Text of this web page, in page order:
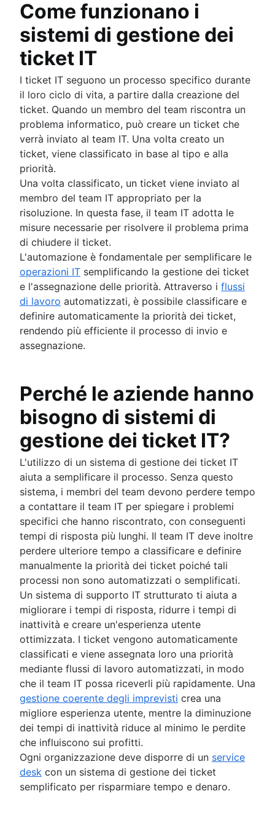
Esempi di piani di ripristino di emergenza
Best practice per il monitoraggio dei bug
I 5 perché
Pubblico e privato a confronto
Scarica il manuale
The State of Incident Management Report
The State of Incident Management 2021
Compliance Management Software
Compliance Management Software
Compliance Management Software
Flusso di lavoro di onboarding
Checklist di onboarding dei dipendenti
Servizio di consegna IT
Software di help desk delle risorse umane
Centro servizi delle risorse umane
Gestione dei casi per le risorse umane
Strumenti di gestione delle modifiche
Automazione delle risorse umane
Miglioramento dei processi delle risorse umane
Governance dei dati
Modello di erogazione del servizio per le
umane
Gestione delle conoscenze delle risorse umane
Automazione del flusso di lavoro delle Risorse
Mappatura dei servizi
Mappatura delle dipendenze delle applicazioni
Infrastruttura IT
Come funzionano i
sistemi di gestione dei
ticket IT
I ticket IT seguono un processo specifico durante
il loro ciclo di vita, a partire dalla creazione del
ticket. Quando un membro del team riscontra un
problema informatico, può creare un ticket che
verrà inviato al team IT. Una volta creato un
ticket, viene classificato in base al tipo e alla
priorità.
Una volta classificato, un ticket viene inviato al
membro del team IT appropriato per la
risoluzione. In questa fase, il team IT adotta le
misure necessarie per risolvere il problema prima
di chiudere il ticket.
L'automazione è fondamentale per semplificare le
operazioni IT semplificando la gestione dei ticket
e l'assegnazione delle priorità. Attraverso i flussi
di lavoro automatizzati, è possibile classificare e
definire automaticamente la priorità dei ticket,
rendendo più efficiente il processo di invio e
assegnazione.
Perché le aziende hanno
bisogno di sistemi di
gestione dei ticket IT?
L'utilizzo di un sistema di gestione dei ticket IT
aiuta a semplificare il processo. Senza questo
sistema, i membri del team devono perdere tempo
a contattare il team IT per spiegare i problemi
specifici che hanno riscontrato, con conseguenti
tempi di risposta più lunghi. Il team IT deve inoltre
perdere ulteriore tempo a classificare e definire
manualmente la priorità dei ticket poiché tali
processi non sono automatizzati o semplificati.
Un sistema di supporto IT strutturato ti aiuta a
migliorare i tempi di risposta, ridurre i tempi di
inattività e creare un'esperienza utente
ottimizzata. I ticket vengono automaticamente
classificati e viene assegnata loro una priorità
mediante flussi di lavoro automatizzati, in modo
che il team IT possa riceverli più rapidamente. Una
gestione coerente degli imprevisti crea una
migliore esperienza utente, mentre la diminuzione
dei tempi di inattività riduce al minimo le perdite
che influiscono sui profitti.
Ogni organizzazione deve disporre di un service
desk con un sistema di gestione dei ticket
semplificato per risparmiare tempo e denaro.